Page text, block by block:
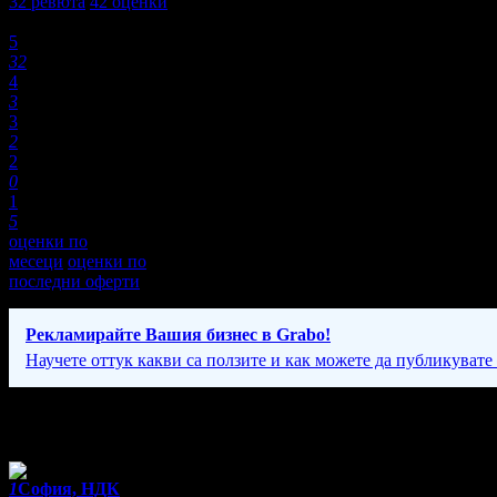
5
32
4
3
3
2
2
0
1
5
оценки по
месеци оценки по
последни оферти
Рекламирайте Вашия бизнес в Grabo!
Научете оттук какви са ползите и как можете да публикувате
1София, НДК